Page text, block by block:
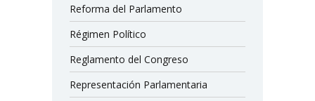
Reforma del Parlamento
Régimen Político
Reglamento del Congreso
Representación Parlamentaria